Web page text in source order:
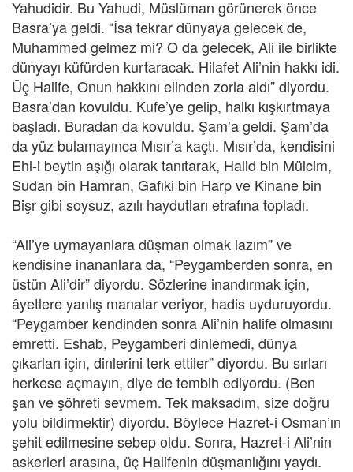
Yahudidir. Bu Yahudi, Müslüman görünerek önce
Basra’ya geldi. “İsa tekrar dünyaya gelecek de,
Muhammed gelmez mi? O da gelecek, Ali ile birlikte
dünyayı küfürden kurtaracak. Hilafet Ali’nin hakkı idi.
Üç Halife, Onun hakkını elinden zorla aldı” diyordu.
Basra’dan kovuldu. Kufe’ye gelip, halkı kışkırtmaya
başladı. Buradan da kovuldu. Şam’a geldi. Şam’da
da yüz bulamayınca Mısır’a kaçtı. Mısır’da, kendisini
Ehl-i beytin aşığı olarak tanıtarak, Halid bin Mülcim,
Sudan bin Hamran, Gafıki bin Harp ve Kinane bin
Bişr gibi soysuz, azılı haydutları etrafına topladı.
“Ali’ye uymayanlara düşman olmak lazım” ve
kendisine inananlara da, “Peygamberden sonra, en
üstün Ali’dir” diyordu. Sözlerine inandırmak için,
âyetlere yanlış manalar veriyor, hadis uyduruyordu.
“Peygamber kendinden sonra Ali’nin halife olmasını
emretti. Eshab, Peygamberi dinlemedi, dünya
çıkarları için, dinlerini terk ettiler” diyordu. Bu sırları
herkese açmayın, diye de tembih ediyordu. (Ben
şan ve şöhreti sevmem. Tek maksadım, size doğru
yolu bildirmektir) diyordu. Böylece Hazret-i Osman’ın
şehit edilmesine sebep oldu. Sonra, Hazret-i Ali’nin
askerleri arasına, üç Halifenin düşmanlığını yaydı.